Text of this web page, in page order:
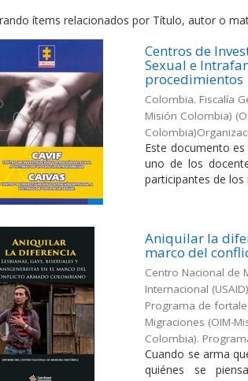
ítems relacionados por Título, autor o
Centros de
Sexual e
procedimientos
Colombia. Fiscalía
Misión Colombia) (
Este documento
uno de los
participantes de los
Aniquilar la
marco del
Centro Nacional de
Internacional
Programa de
Migraciones (OIM-
Colombia).
Cuando se arma
quiénes se